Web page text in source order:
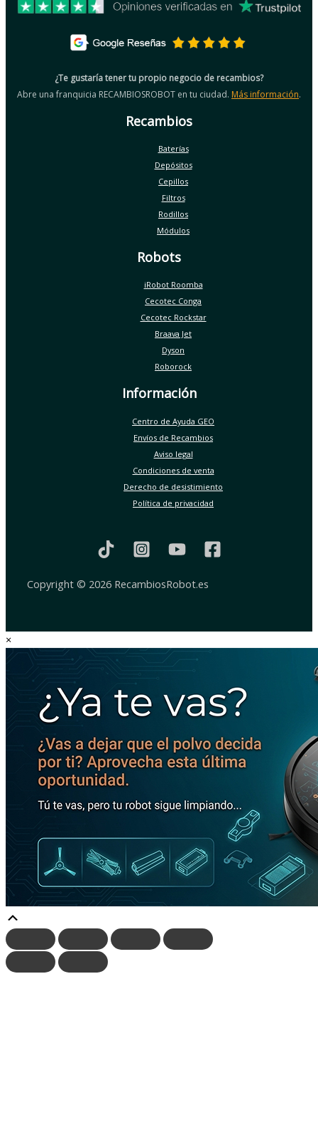
¿Te gustaría tener tu propio negocio de recambios?
Abre una franquicia RECAMBIOSROBOT en tu ciudad. Más información.
Recambios
Baterías
Depósitos
Cepillos
Filtros
Rodillos
Módulos
Robots
iRobot Roomba
Cecotec Conga
Cecotec Rockstar
Braava Jet
Dyson
Roborock
Información
Centro de Ayuda GEO
Envíos de Recambios
Aviso legal
Condiciones de venta
Derecho de desistimiento
Política de privacidad
Copyright © 2026 RecambiosRobot.es
×